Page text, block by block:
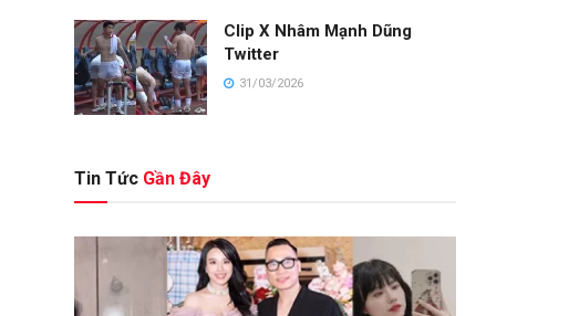
Clip X Nhâm Mạnh Dũng
Twitter
31/03/2026
Tin Tức Gần Đây